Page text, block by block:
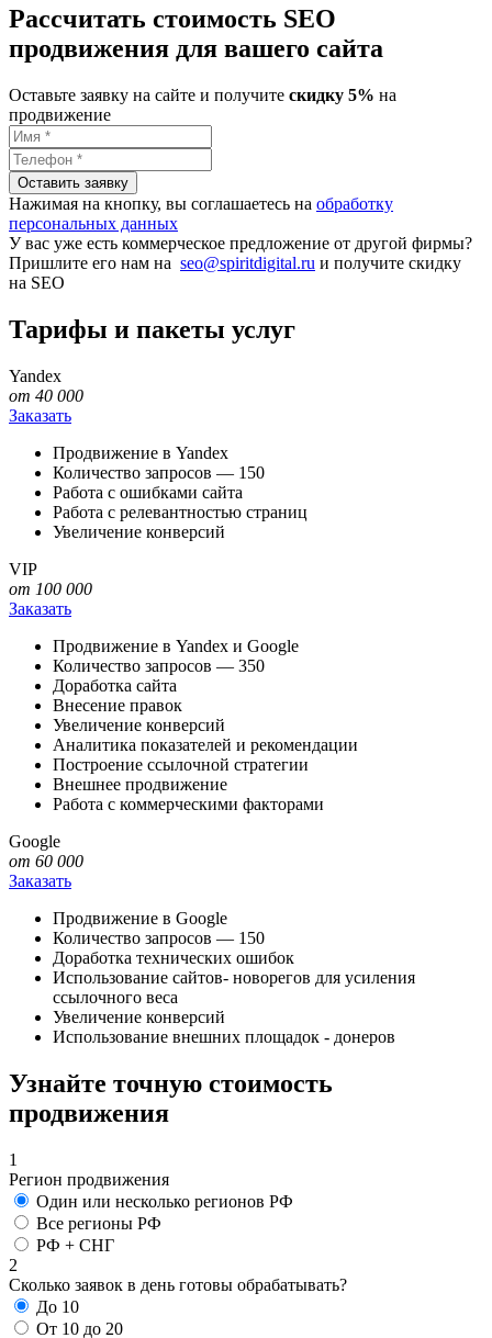
Рассчитать стоимость SEO
продвижения для вашего сайта
Оставьте заявку на сайте и получите скидку 5% на
продвижение
Нажимая на кнопку, вы соглашаетесь на обработку
персональных данных
У вас уже есть коммерческое предложение от другой фирмы?
Пришлите его нам на seo@spiritdigital.ru и получите скидку
на SEO
Тарифы и пакеты услуг
Yandex
от 40 000
Заказать
Продвижение в Yandex
Количество запросов — 150
Работа с ошибками сайта
Работа с релевантностью страниц
Увеличение конверсий
VIP
от 100 000
Заказать
Продвижение в Yandex и Google
Количество запросов — 350
Доработка сайта
Внесение правок
Увеличение конверсий
Аналитика показателей и рекомендации
Построение ссылочной стратегии
Внешнее продвижение
Работа с коммерческими факторами
Google
от 60 000
Заказать
Продвижение в Google
Количество запросов — 150
Доработка технических ошибок
Использование сайтов- новорегов для усиления
ссылочного веса
Увеличение конверсий
Использование внешних площадок - донеров
Узнайте точную стоимость
продвижения
1
Регион продвижения
Один или несколько регионов РФ
Все регионы РФ
РФ + СНГ
2
Сколько заявок в день готовы обрабатывать?
До 10
От 10 до 20